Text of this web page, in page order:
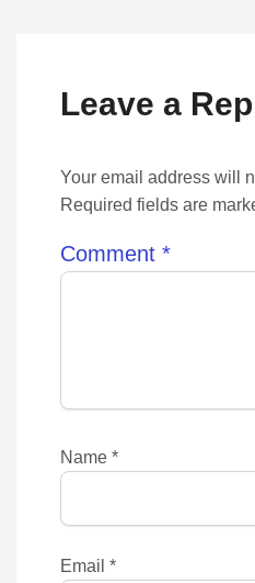
Leave a
Your email address will
Required fields are
Comment *
Name *
Email *